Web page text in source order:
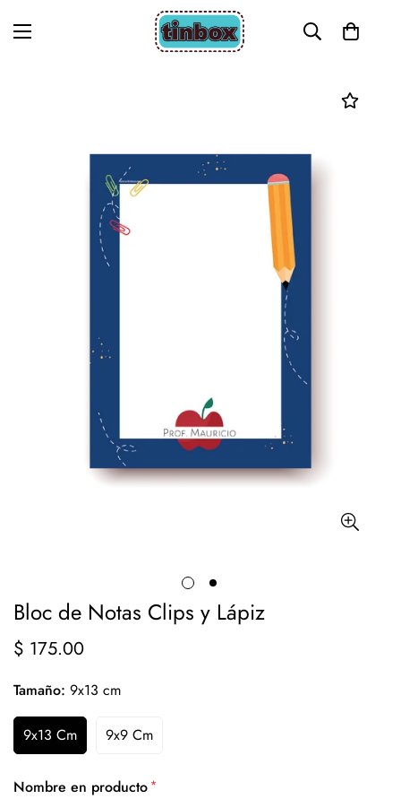
Bloc de Notas Clips y Lápiz
Precio
$ 175.00
Tamaño: 9x13 cm
9x13 Cm 9x9 Cm
Nombre en producto *